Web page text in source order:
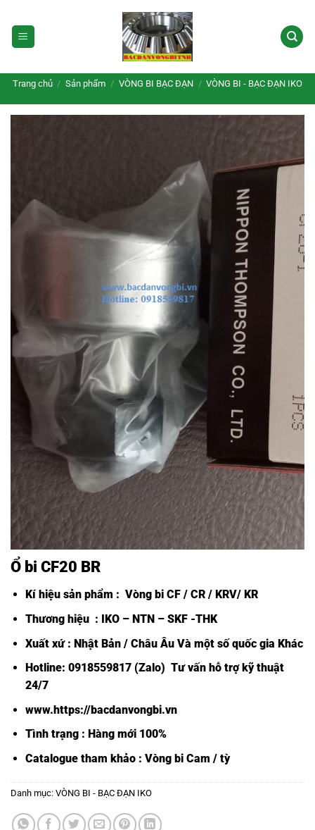
qua
nội
Trang chủ / Sản phẩm / VÒNG BI BẠC ĐẠN / VÒNG BI - BẠC ĐẠN IKO
Ổ bi CF20 BR
Kí hiệu sản phẩm : Vòng bi CF / CR / KRV/ KR
Thương hiệu : IKO – NTN – SKF -THK
Xuất xứ : Nhật Bản / Châu Âu Và một số quốc gia Khác
Hotline: 0918559817 (Zalo) Tư vấn hỗ trợ kỹ thuật
24/7
www.https://bacdanvongbi.vn
Tình trạng : Hàng mới 100%
Catalogue tham khảo : Vòng bi Cam / tỳ
Danh mục: VÒNG BI - BẠC ĐẠN IKO